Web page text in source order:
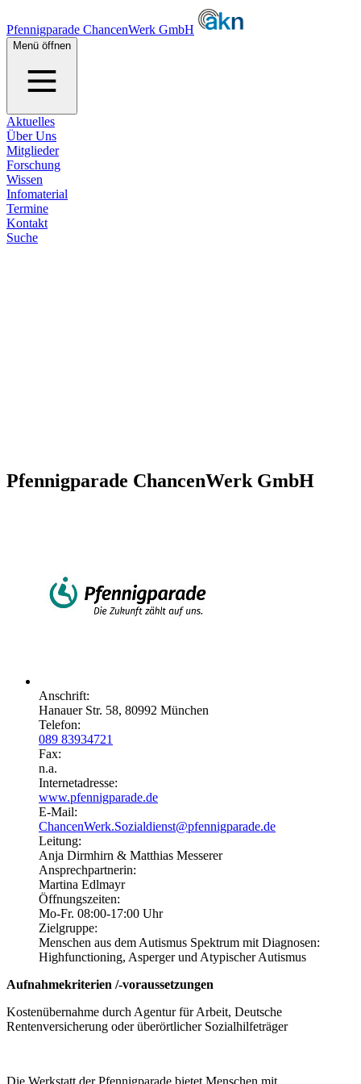
Pfennigparade ChancenWerk GmbH
Menü öffnen
Aktuelles
Über Uns
Mitglieder
Forschung
Wissen
Infomaterial
Termine
Kontakt
Suche
Pfennigparade ChancenWerk GmbH
Anschrift:
Hanauer Str. 58, 80992 München
Telefon:
089 83934721
Fax:
n.a.
Internetadresse:
www.pfennigparade.de
E-Mail:
ChancenWerk.Sozialdienst@pfennigparade.de
Leitung:
Anja Dirmhirn & Matthias Messerer
Ansprechpartnerin:
Martina Edlmayr
Öffnungszeiten:
Mo-Fr. 08:00-17:00 Uhr
Zielgruppe:
Menschen aus dem Autismus Spektrum mit Diagnosen:
Highfunctioning, Asperger und Atypischer Autismus
Aufnahmekriterien /-voraussetzungen
Kostenübernahme durch Agentur für Arbeit, Deutsche
Rentenversicherung oder überörtlicher Sozialhilfeträger
Die Werkstatt der Pfennigparade bietet Menschen mit